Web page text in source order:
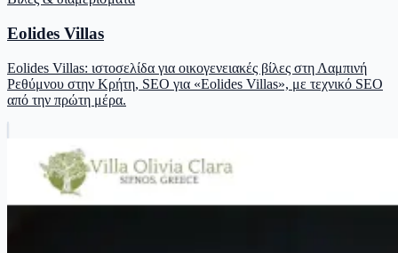
Eolides Villas
Eolides Villas: ιστοσελίδα για οικογενειακές βίλες στη Λαμπινή
Ρεθύμνου στην Κρήτη, SEO για «Eolides Villas», με τεχνικό SEO
από την πρώτη μέρα.